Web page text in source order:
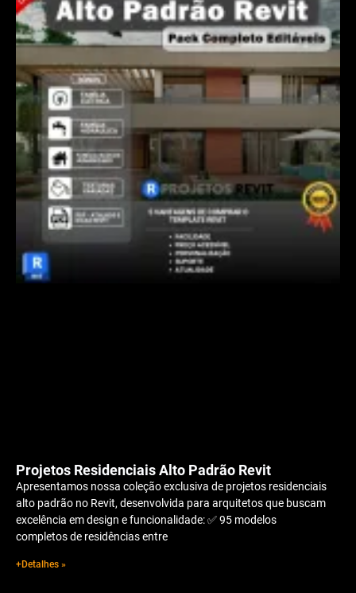
Projetos Residenciais Alto Padrão Revit
Apresentamos nossa coleção exclusiva de projetos residenciais
alto padrão no Revit, desenvolvida para arquitetos que buscam
excelência em design e funcionalidade: ✅ 95 modelos
completos de residências entre
+Detalhes »